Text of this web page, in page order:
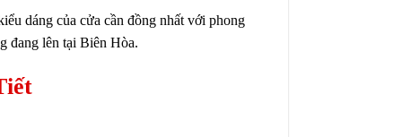
dáng của cửa cần đồng nhất với phong
đang lên tại Biên Hòa.